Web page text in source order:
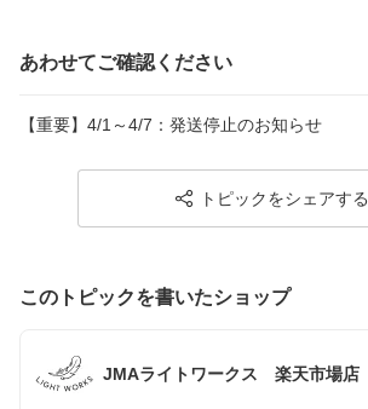
あわせてご確認ください
【重要】4/1～4/7：発送停止のお知らせ
トピックをシェアする
このトピックを書いたショップ
JMAライトワークス 楽天市場店